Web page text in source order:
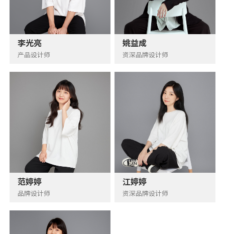
李光亮
产品设计师
姚益成
资深品牌设计师
范婷婷
品牌设计师
江婷婷
资深品牌设计师